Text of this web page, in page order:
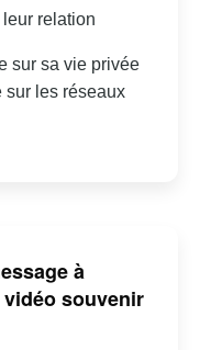
relation
sur sa vie privée
sur les réseaux
à
souvenir